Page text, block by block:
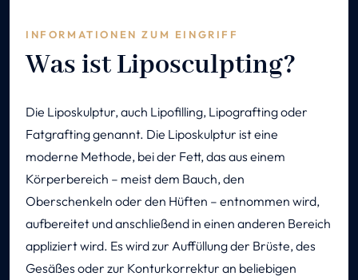
INFORMATIONEN ZUM EINGRIFF
Was ist Liposculpting?
Die Liposkulptur, auch Lipofilling, Lipografting oder
Fatgrafting genannt. Die Liposkulptur ist eine
moderne Methode, bei der Fett, das aus einem
Körperbereich – meist dem Bauch, den
Oberschenkeln oder den Hüften – entnommen wird,
aufbereitet und anschließend in einen anderen Bereich
appliziert wird. Es wird zur Auffüllung der Brüste, des
Gesäßes oder zur Konturkorrektur an beliebigen